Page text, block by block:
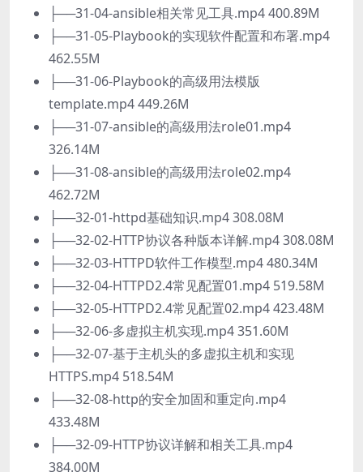
├──31-04-ansible相关常见工具.mp4 400.89M
├──31-05-Playbook的实现软件配置和布署.mp4
462.55M
├──31-06-Playbook的高级用法模版
template.mp4 449.26M
├──31-07-ansible的高级用法role01.mp4
326.14M
├──31-08-ansible的高级用法role02.mp4
462.72M
├──32-01-httpd基础知识.mp4 308.08M
├──32-02-HTTP协议各种版本详解.mp4 308.08M
├──32-03-HTTPD软件工作模型.mp4 480.34M
├──32-04-HTTPD2.4常见配置01.mp4 519.58M
├──32-05-HTTPD2.4常见配置02.mp4 423.48M
├──32-06-多虚拟主机实现.mp4 351.60M
├──32-07-基于主机头的多虚拟主机和实现
HTTPS.mp4 518.54M
├──32-08-http的安全加固和重定向.mp4
433.48M
├──32-09-HTTP协议详解和相关工具.mp4
384.00M